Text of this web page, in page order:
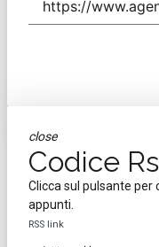
close
Codice
Clicca sul pulsante per
appunti.
RSS link